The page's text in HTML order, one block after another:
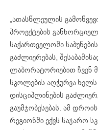
„ათასწლეულის
პროექტების
საქართველოში
გაძლიერებას,
ლაბორატორიებით ჩვენ
სკოლების აღჭურვა
დისციპლინების
გაუმჯობესებას. ამ
რეგიონში ექვს საჯარო